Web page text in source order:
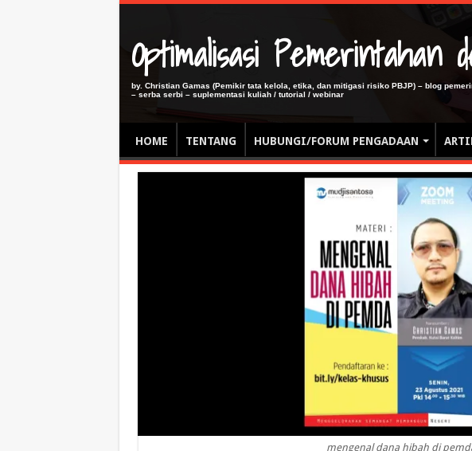
Optimalisasi Pemerintahan
by. Christian Gamas (Pemikir tata kelola, etika, dan mitigasi risiko PBJP) – blog
– serba serbi – suplementasi kuliah / tutorial / webinar
HOME TENTANG HUBUNGI/FORUM PENGADAAN
mengenal dana hibah di